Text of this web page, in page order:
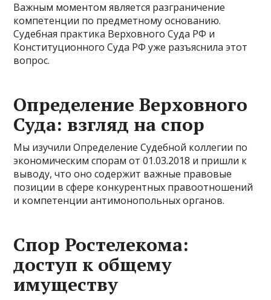
Важным моментом является разграничение
компетенции по предметному основанию.
Судебная практика Верховного Суда РФ и
Конституционного Суда РФ уже разъяснила этот
вопрос.
Определение Верховного
Суда: взгляд на спор
Мы изучили Определение Судебной коллегии по
экономическим спорам от 01.03.2018 и пришли к
выводу, что оно содержит важные правовые
позиции в сфере конкурентных правоотношений
и компетенции антимонопольных органов.
Спор Ростелекома:
доступ к общему
имуществу